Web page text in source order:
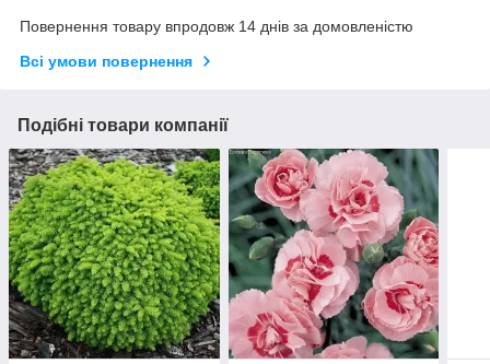
Повернення товару впродовж 14 днів за домовленістю
Всі умови повернення
Подібні товари компанії